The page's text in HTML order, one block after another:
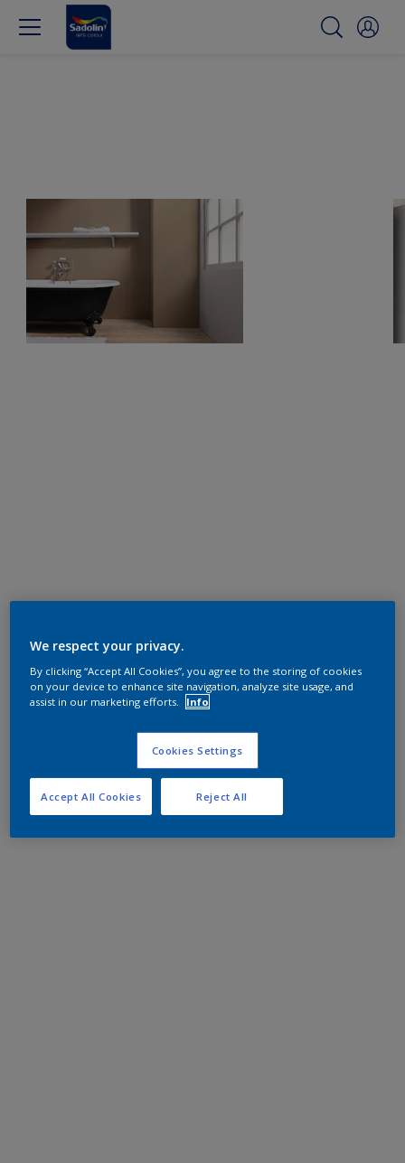
We respect your privacy.
By clicking “Accept All Cookies”, you agree to the storing of cookies
on your device to enhance site navigation, analyze site usage, and
assist in our marketing efforts.
Info
Cookies Settings
Reject All
Accept All Cookies